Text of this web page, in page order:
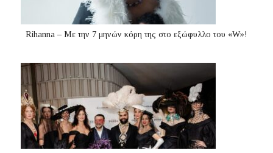
Rihanna – Με την 7 μηνών κόρη της στο εξώφυλλο του «W»!